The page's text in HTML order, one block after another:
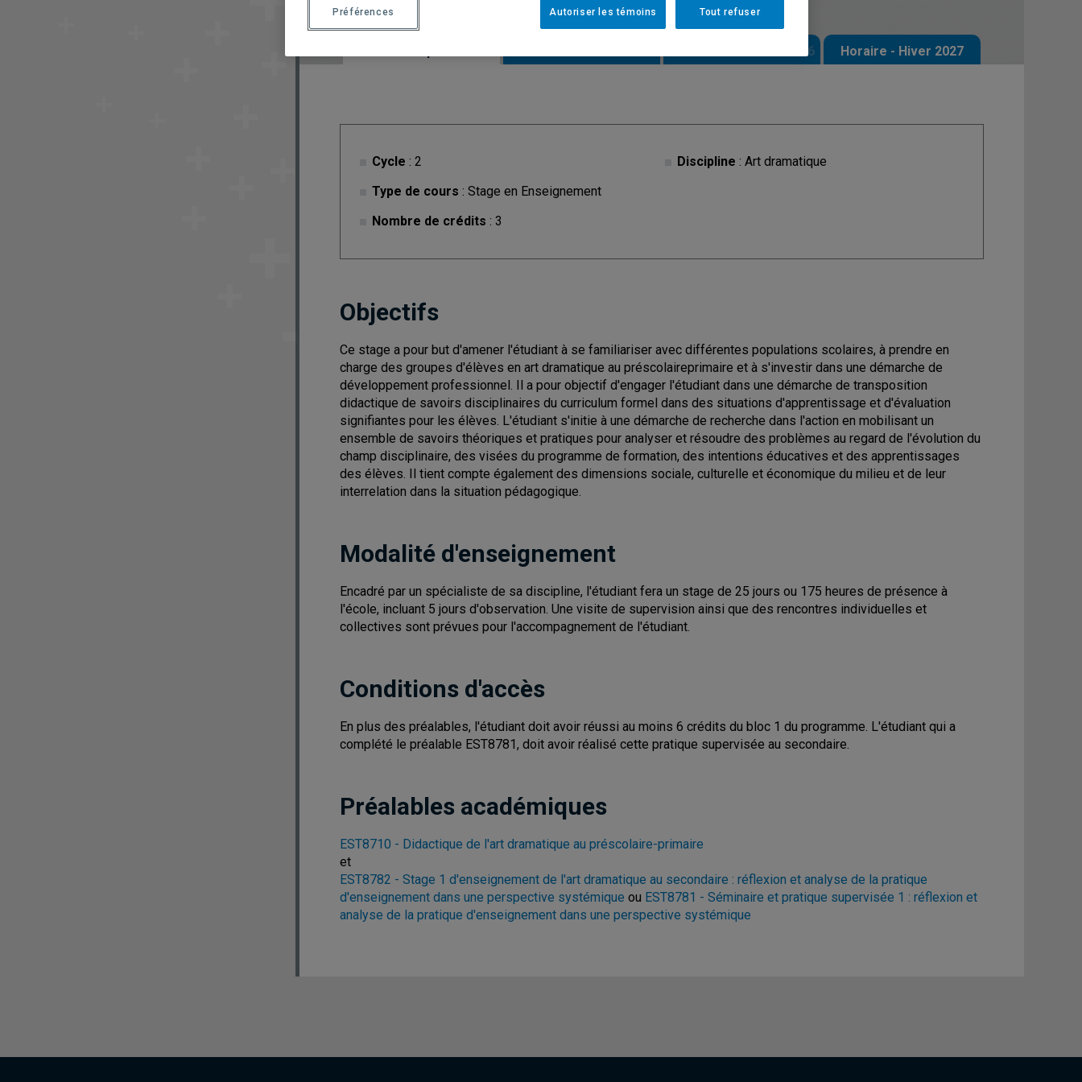
Horaire - Automne 2026 Horaire - Hiver 2027
Cycle : 2
Type de cours : Stage en Enseignement
Nombre de crédits : 3
Discipline : Art dramatique
Objectifs
Ce stage a pour but d'amener l'étudiant à se familiariser avec différentes populations scolaires, à prendre en
charge des groupes d'élèves en art dramatique au préscolaireprimaire et à s'investir dans une démarche de
développement professionnel. Il a pour objectif d'engager l'étudiant dans une démarche de transposition
didactique de savoirs disciplinaires du curriculum formel dans des situations d'apprentissage et d'évaluation
signifiantes pour les élèves. L'étudiant s'initie à une démarche de recherche dans l'action en mobilisant un
ensemble de savoirs théoriques et pratiques pour analyser et résoudre des problèmes au regard de l'évolution du
champ disciplinaire, des visées du programme de formation, des intentions éducatives et des apprentissages
des élèves. Il tient compte également des dimensions sociale, culturelle et économique du milieu et de leur
interrelation dans la situation pédagogique.
Modalité d'enseignement
Encadré par un spécialiste de sa discipline, l'étudiant fera un stage de 25 jours ou 175 heures de présence à
l'école, incluant 5 jours d'observation. Une visite de supervision ainsi que des rencontres individuelles et
collectives sont prévues pour l'accompagnement de l'étudiant.
Conditions d'accès
En plus des préalables, l'étudiant doit avoir réussi au moins 6 crédits du bloc 1 du programme. L'étudiant qui a
complété le préalable EST8781, doit avoir réalisé cette pratique supervisée au secondaire.
Préalables académiques
EST8710 - Didactique de l'art dramatique au préscolaire-primaire
et
EST8782 - Stage 1 d'enseignement de l'art dramatique au secondaire : réflexion et analyse de la pratique
d'enseignement dans une perspective systémique ou EST8781 - Séminaire et pratique supervisée 1 : réflexion et
analyse de la pratique d'enseignement dans une perspective systémique
Tout refuser
Autoriser les témoins
Préférences